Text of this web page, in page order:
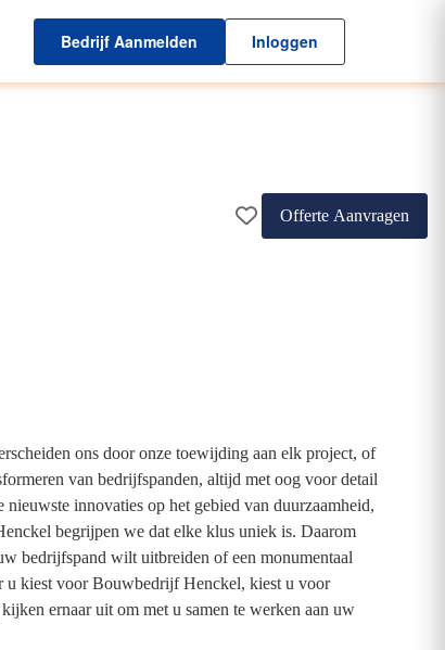
Bedrijf Aanmelden Inloggen
Offerte Aanvragen
ons door onze toewijding aan elk project, of
van bedrijfspanden, altijd met oog voor detail
innovaties op het gebied van duurzaamheid,
begrijpen we dat elke klus uniek is. Daarom
bedrijfspand wilt uitbreiden of een monumentaal
u kiest voor Bouwbedrijf Henckel, kiest u voor
ernaar uit om met u samen te werken aan uw